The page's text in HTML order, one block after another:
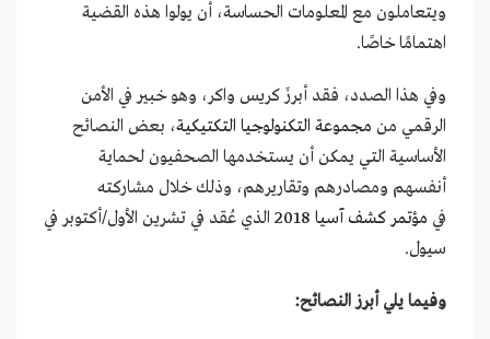
ويتعاملون مع المعلومات الحساسة، أن يولوا هذه القضية
اهتمامًا خاصًا.
وفي هذا الصدد، فقد أبرزَ كريس واكر، وهو خبير في الأمن
الرقمي من مجموعة التكنولوجيا التكتيكية، بعض النصائح
الأساسية التي يمكن أن يستخدمها الصحفيون لحماية
أنفسهم ومصادرهم وتقاريرهم، وذلك خلال مشاركته
في مؤتمر كشف آسيا 2018
الذي عُقد في تشرين الأول/أكتوبر في
سيول.
وفيما يلي أبرز النصائح: